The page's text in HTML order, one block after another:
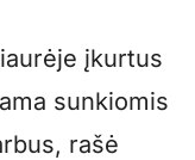
įkurtus
sunkiomis
rašė